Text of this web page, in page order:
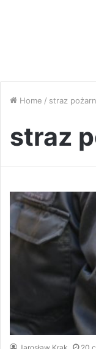
Home / straz
straz